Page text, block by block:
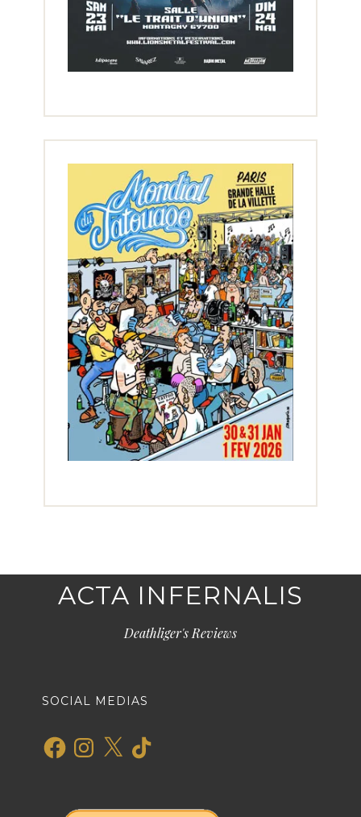
ACTA INFERNALIS
Deathliger's Reviews
SOCIAL MEDIAS
FacebookInstagram
X TikTok